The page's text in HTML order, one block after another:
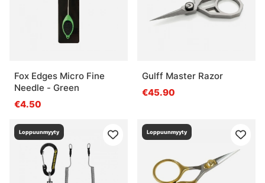
Fox Edges Micro Fine
Needle - Green
€4.50
Gulff Master Razor
€45.90
Loppuunmyyty Loppuunmyyty